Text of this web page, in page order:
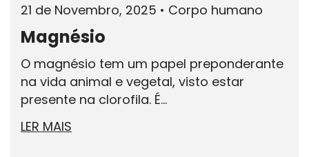
21 de Novembro, 2025 • Corpo humano
Magnésio
O magnésio tem um papel preponderante
na vida animal e vegetal, visto estar
presente na clorofila. É...
LER MAIS